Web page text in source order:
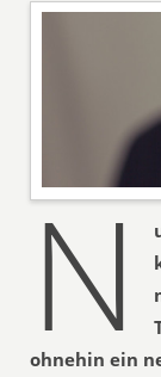
N
ohnehin ein